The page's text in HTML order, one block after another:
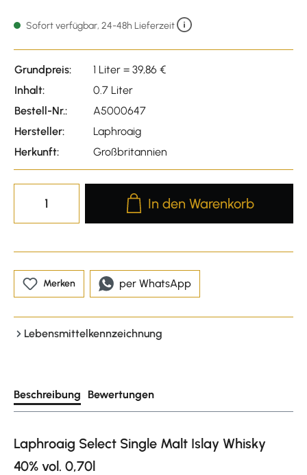
Sofort verfügbar, 24-48h Lieferzeit
Grundpreis:
1 Liter = 39,86 €
Inhalt:
0.7 Liter
Bestell-Nr.:
A5000647
Hersteller:
Laphroaig
Herkunft:
Großbritannien
Produkt Anzahl: Gib den
In den Warenkorb
Merken per WhatsApp
Lebensmittelkennzeichnung
Beschreibung Bewertungen
Laphroaig Select Single Malt Islay Whisky
40% vol. 0,70l